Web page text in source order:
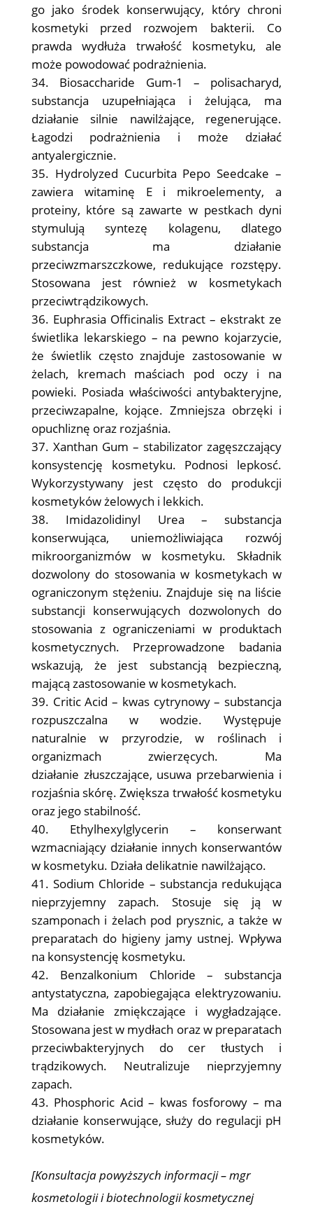
go jako środek konserwujący, który chroni
kosmetyki przed rozwojem bakterii. Co
prawda wydłuża trwałość kosmetyku, ale
może powodować podrażnienia.
Biosaccharide Gum-1 – polisacharyd,
substancja uzupełniająca i żelująca, ma
działanie silnie nawilżające, regenerujące.
Łagodzi podrażnienia i może działać
antyalergicznie.
Hydrolyzed Cucurbita Pepo Seedcake –
zawiera witaminę E i mikroelementy, a
proteiny, które są zawarte w pestkach dyni
stymulują syntezę kolagenu, dlatego
substancja ma działanie
przeciwzmarszczkowe, redukujące rozstępy.
Stosowana jest również w kosmetykach
przeciwtrądzikowych.
Euphrasia Officinalis Extract – ekstrakt ze
świetlika lekarskiego – na pewno kojarzycie,
że świetlik często znajduje zastosowanie w
żelach, kremach maściach pod oczy i na
powieki. Posiada właściwości antybakteryjne,
przeciwzapalne, kojące. Zmniejsza obrzęki i
opuchliznę oraz rozjaśnia.
Xanthan Gum – stabilizator zagęszczający
konsystencję kosmetyku. Podnosi lepkosć.
Wykorzystywany jest często do produkcji
kosmetyków żelowych i lekkich.
Imidazolidinyl Urea – substancja
konserwująca, uniemożliwiająca rozwój
mikroorganizmów w kosmetyku. Składnik
dozwolony do stosowania w kosmetykach w
ograniczonym stężeniu. Znajduje się na liście
substancji konserwujących dozwolonych do
stosowania z ograniczeniami w produktach
kosmetycznych. Przeprowadzone badania
wskazują, że jest substancją bezpieczną,
mającą zastosowanie w kosmetykach.
Critic Acid – kwas cytrynowy – substancja
rozpuszczalna w wodzie. Występuje
naturalnie w przyrodzie, w roślinach i
organizmach zwierzęcych. Ma
działanie złuszczające, usuwa przebarwienia i
rozjaśnia skórę. Zwiększa trwałość kosmetyku
oraz jego stabilność.
Ethylhexylglycerin – konserwant
wzmacniający działanie innych konserwantów
w kosmetyku. Działa delikatnie nawilżająco.
Sodium Chloride – substancja redukująca
nieprzyjemny zapach. Stosuje się ją w
szamponach i żelach pod prysznic, a także w
preparatach do higieny jamy ustnej. Wpływa
na konsystencję kosmetyku.
Benzalkonium Chloride – substancja
antystatyczna, zapobiegająca elektryzowaniu.
Ma działanie zmiękczające i wygładzające.
Stosowana jest w mydłach oraz w preparatach
przeciwbakteryjnych do cer tłustych i
trądzikowych. Neutralizuje nieprzyjemny
zapach.
Phosphoric Acid – kwas fosforowy – ma
działanie konserwujące, służy do regulacji pH
kosmetyków.
[Konsultacja powyższych informacji – mgr
kosmetologii i biotechnologii kosmetycznej